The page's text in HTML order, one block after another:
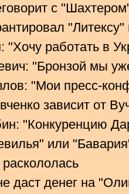
с
"Хочу работать в
"Бронзой мы
"Мои пресс-
зависит от
"Конкуренцию
или
даст денег на